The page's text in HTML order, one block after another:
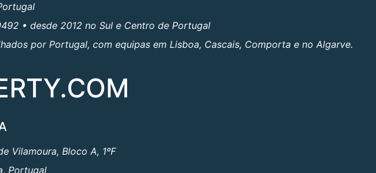
• desde 2012 no Sul e Centro de Portugal
por Portugal, com equipas em Lisboa, Cascais, Comporta e no Algarve.
Vilamoura, Bloco A, 1ºF
Portugal